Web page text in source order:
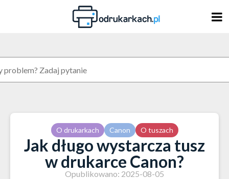
O drukarkach Canon O tuszach
Jak długo wystarcza tusz
w drukarce Canon?
Opublikowano: 2025-08-05